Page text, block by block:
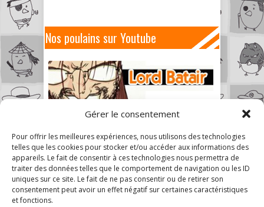
Gérer le consentement
Pour offrir les meilleures expériences, nous utilisons des technologies
telles que les cookies pour stocker et/ou accéder aux informations des
appareils. Le fait de consentir à ces technologies nous permettra de
traiter des données telles que le comportement de navigation ou les ID
uniques sur ce site. Le fait de ne pas consentir ou de retirer son
consentement peut avoir un effet négatif sur certaines caractéristiques
et fonctions.
Nos poulains sur Youtube